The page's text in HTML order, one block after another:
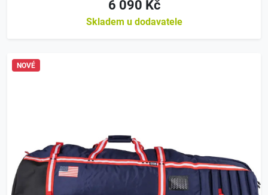
6 090 Kč
Skladem u dodavatele
NOVÉ